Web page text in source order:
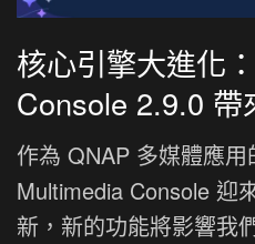
核心引擎大進化
Console 2.9.0 帶
作為 QNAP 多媒體應用
Multimedia Console 迎
新，新的功能將影響我